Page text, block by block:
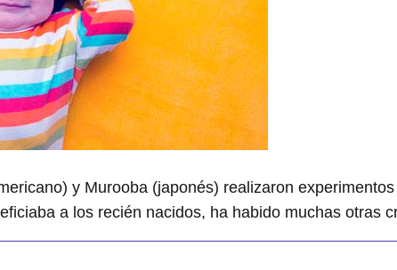
y Murooba (japonés) realizaron
a los recién nacidos, ha habido muchas otras